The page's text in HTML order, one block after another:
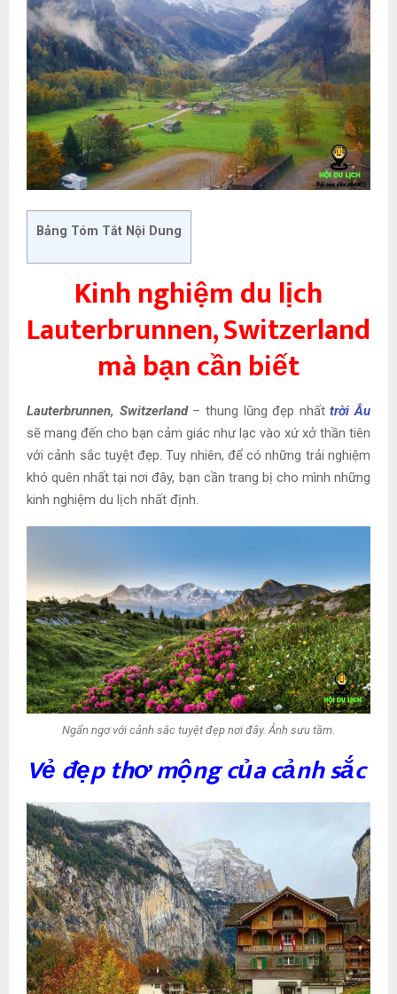
Bảng Tóm Tắt Nội Dung
Kinh nghiệm du lịch
Lauterbrunnen, Switzerland
mà bạn cần biết
Lauterbrunnen, Switzerland– thung lũng đẹp nhấttrời Âu
sẽ mang đến cho bạn cảm giác như lạc vào xứ xở thần tiên
với cảnh sắc tuyệt đẹp. Tuy nhiên, để có những trải nghiệm
khó quên nhất tại nơi đây, bạn cần trang bị cho mình những
kinh nghiệm du lịch nhất định.
Ngẩn ngơ với cảnh sắc tuyệt đẹp nơi đây. Ảnh sưu tầm.
Vẻ đẹp thơ mộng của cảnh sắc